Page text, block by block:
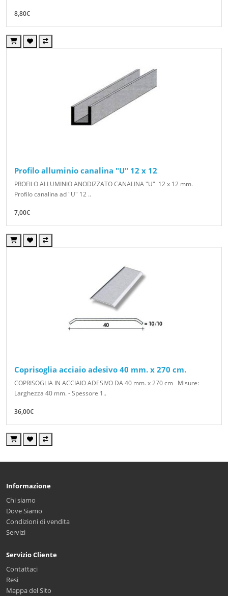
8,80€
Profilo alluminio canalina "U" 12 x 12
PROFILO ALLUMINIO ANODIZZATO CANALINA "U" 12 x 12 mm.
Profilo canalina ad "U" 12 ..
7,00€
Coprisoglia acciaio adesivo 40 mm. x 270 cm.
COPRISOGLIA IN ACCIAIO ADESIVO DA 40 mm. x 270 cm Misure:
Larghezza 40 mm. - Spessore 1..
36,00€
Informazione
Chi siamo
Dove Siamo
Condizioni di vendita
Servizi
Servizio Cliente
Contattaci
Resi
Mappa del Sito